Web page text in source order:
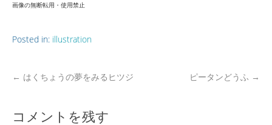
画像の無断転用・使用禁止
Posted in: illustration
← はくちょうの夢をみるヒツジ ピータンどうふ →
コメントを残す